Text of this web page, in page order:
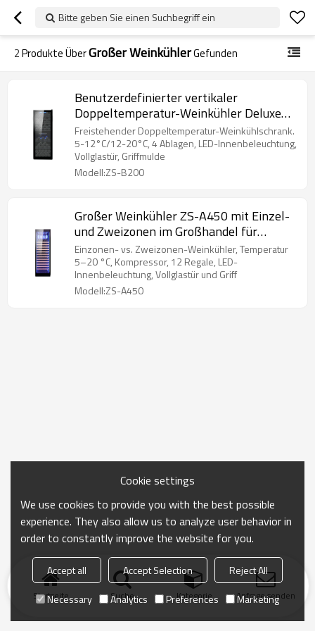
Bitte geben Sie einen Suchbegriff ein
2Produkte ÜberGroßer WeinkühlerGefunden
Benutzerdefinierter vertikaler
Doppeltemperatur-Weinkühler Deluxe
Large Size ZS-B200 mit schwarzem
Drahtregal für den Heimgebrauch im
Hotel
Freistehender Doppeltemperatur-Weinkühlschrank.
5-12°C/12-20°C, 4 Ablagen, LED-Innenbeleuchtung,
Vollglastür, Griffmulde
Modell:ZS-B200
Großer Weinkühler ZS-A450 mit Einzel-
und Zweizonen im Großhandel für
Weinflaschenlagerung mit Glastür und
Getränkehalter
Einzonen- vs. Zweizonen-Weinkühler, Temperatur
5–20 °C, Kompressor, 12 Regale, LED-
Innenbeleuchtung, Vollglastür und Griff
Modell:ZS-A450
Startseite Suche Kategorie Anfrage senden
Cookie settings
We use cookies to provide you with the best possible
experience. They also allow us to analyze user behavior in
order to constantly improve the website for you.
Accept all Accept Selection
Reject All
Necessary
Analytics Preferences Marketing